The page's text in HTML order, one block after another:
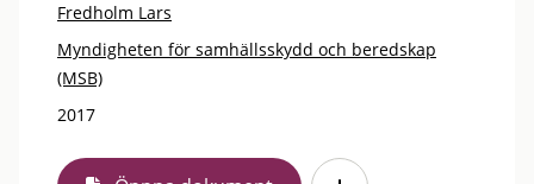
Fredholm Lars
Myndigheten för samhällsskydd och beredskap
(MSB)
2017